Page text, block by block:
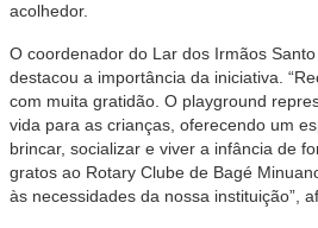
acolhedor.
O coordenador do Lar dos Irmãos Santo
destacou a importância da iniciativa.
com muita gratidão. O playground
vida para as crianças, oferecendo um
brincar, socializar e viver a infância de
gratos ao Rotary Clube de Bagé
às necessidades da nossa instituição”,